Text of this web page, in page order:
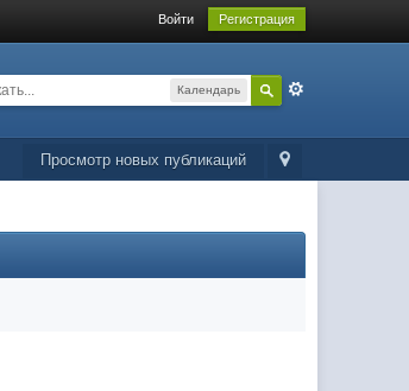
Войти Регистрация
Календарь
Просмотр новых публикаций